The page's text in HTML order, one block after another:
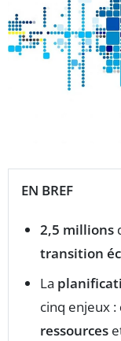
EN BREF
2,5 millions
transition
La
cinq enjeux :
ressources